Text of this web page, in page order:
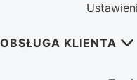
OBSŁUGA KLIENTA